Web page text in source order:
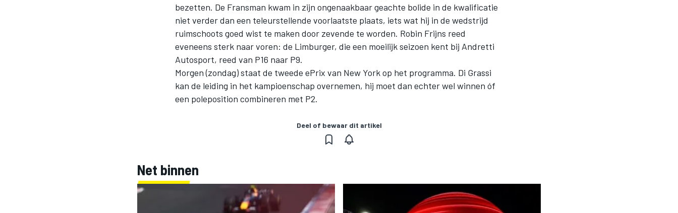
bezetten. De Fransman kwam in zijn ongenaakbaar geachte bolide in de kwalificatie
niet verder dan een teleurstellende voorlaatste plaats, iets wat hij in de wedstrijd
ruimschoots goed wist te maken door zevende te worden. Robin Frijns reed
eveneens sterk naar voren: de Limburger, die een moeilijk seizoen kent bij Andretti
Autosport, reed van P16 naar P9.
Morgen (zondag) staat de tweede ePrix van New York op het programma. Di Grassi
kan de leiding in het kampioenschap overnemen, hij moet dan echter wel winnen óf
een poleposition combineren met P2.
Deel of bewaar dit artikel
Net binnen